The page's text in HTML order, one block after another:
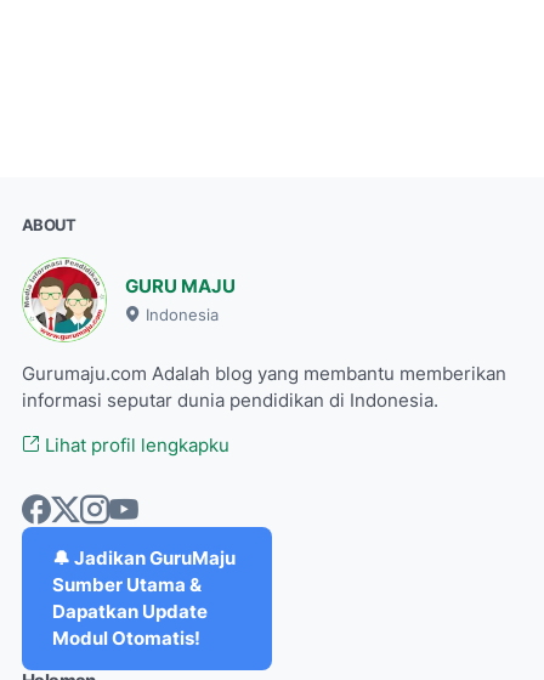
ABOUT
GURU MAJU
Indonesia
Gurumaju.com Adalah blog yang membantu memberikan
informasi seputar dunia pendidikan di Indonesia.
Lihat profil lengkapku
🔔 Jadikan GuruMaju
Sumber Utama &
Dapatkan Update
Modul Otomatis!